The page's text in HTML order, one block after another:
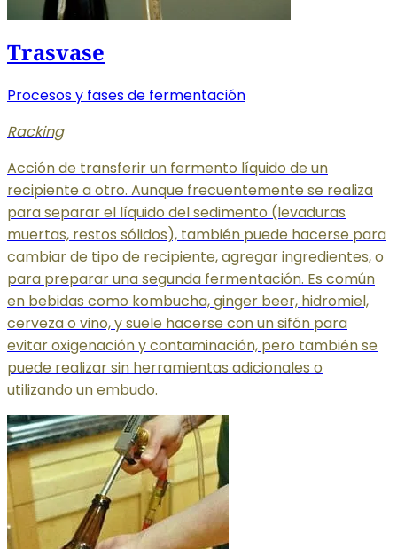
Trasvase
Procesos y fases de fermentación
Racking
Acción de transferir un fermento líquido de un
recipiente a otro. Aunque frecuentemente se realiza
para separar el líquido del sedimento (levaduras
muertas, restos sólidos), también puede hacerse para
cambiar de tipo de recipiente, agregar ingredientes, o
para preparar una segunda fermentación. Es común
en bebidas como kombucha, ginger beer, hidromiel,
cerveza o vino, y suele hacerse con un sifón para
evitar oxigenación y contaminación, pero también se
puede realizar sin herramientas adicionales o
utilizando un embudo.